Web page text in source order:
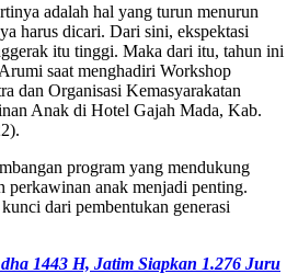
adalah hal yang turun menurun
harus dicari. Dari sini, ekspektasi
itu tinggi. Maka dari itu, tahun ini
saat menghadiri Workshop
dan Organisasi Kemasyarakatan
Anak di Hotel Gajah Mada, Kab.
program yang mendukung
perkawinan anak menjadi penting.
dari pembentukan generasi
1443 H, Jatim Siapkan 1.276 Juru